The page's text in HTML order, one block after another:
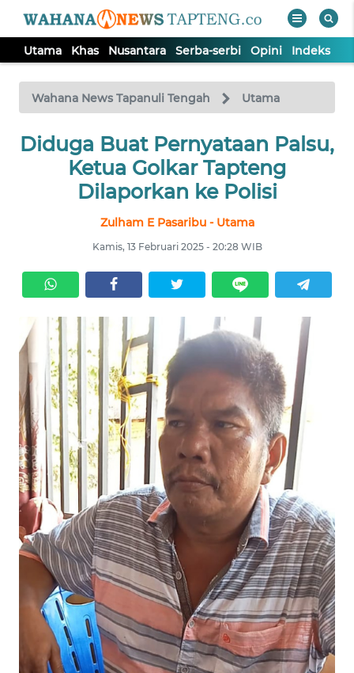
Utama Khas Nusantara Serba-serbi Opini Indeks
Wahana News Tapanuli Tengah Utama
Diduga Buat Pernyataan Palsu,
Ketua Golkar Tapteng
Dilaporkan ke Polisi
Zulham E Pasaribu - Utama
Kamis, 13 Februari 2025 - 20:28 WIB
TV
Tutup
UTAMA
SERBA-
SERBI
OPINI
Informasi
INDEKS
BERITA
KONTAK
KAMI
INFO
IKLAN
TENTANG
KAMI
PEDOMAN
MEDIA